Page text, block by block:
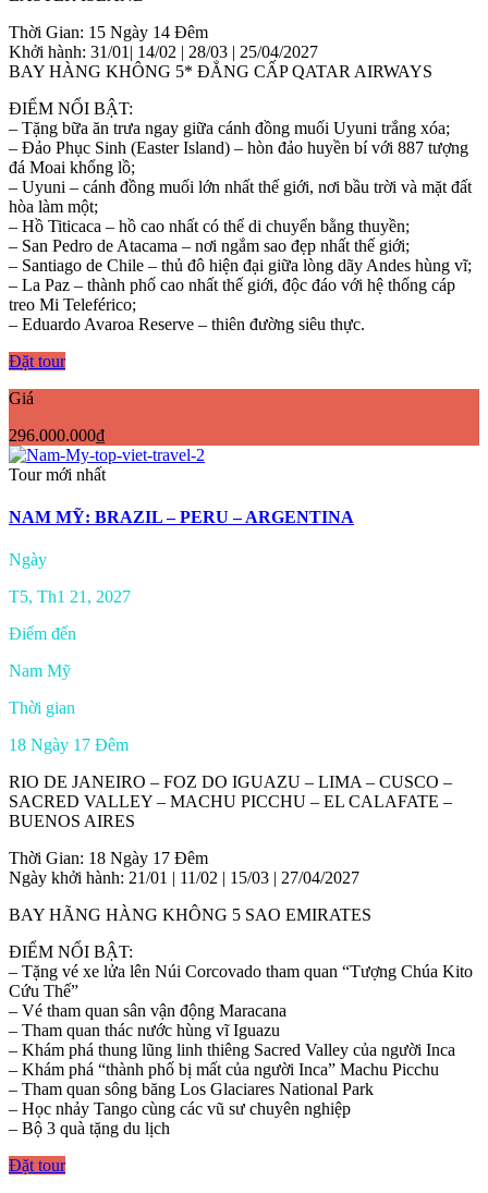
Thời Gian: 15 Ngày 14 Đêm
Khởi hành: 31/01| 14/02 | 28/03 | 25/04/2027
BAY HÀNG KHÔNG 5* ĐẲNG CẤP QATAR AIRWAYS
ĐIỂM NỔI BẬT:
– Tặng bữa ăn trưa ngay giữa cánh đồng muối Uyuni trắng xóa;
– Đảo Phục Sinh (Easter Island) – hòn đảo huyền bí với 887 tượng
đá Moai khổng lồ;
– Uyuni – cánh đồng muối lớn nhất thế giới, nơi bầu trời và mặt đất
hòa làm một;
– Hồ Titicaca – hồ cao nhất có thể di chuyển bằng thuyền;
– San Pedro de Atacama – nơi ngắm sao đẹp nhất thế giới;
– Santiago de Chile – thủ đô hiện đại giữa lòng dãy Andes hùng vĩ;
– La Paz – thành phố cao nhất thế giới, độc đáo với hệ thống cáp
treo Mi Teleférico;
– Eduardo Avaroa Reserve – thiên đường siêu thực.
Đặt tour
Giá
296.000.000₫
Tour mới nhất
NAM MỸ: BRAZIL – PERU – ARGENTINA
Ngày
T5, Th1 21, 2027
Điểm đến
Nam Mỹ
Thời gian
18 Ngày 17 Đêm
RIO DE JANEIRO – FOZ DO IGUAZU – LIMA – CUSCO –
SACRED VALLEY – MACHU PICCHU – EL CALAFATE –
BUENOS AIRES
Thời Gian: 18 Ngày 17 Đêm
Ngày khởi hành: 21/01 | 11/02 | 15/03 | 27/04/2027
BAY HÃNG HÀNG KHÔNG 5 SAO EMIRATES
ĐIỂM NỔI BẬT:
– Tặng vé xe lửa lên Núi Corcovado tham quan “Tượng Chúa Kito
Cứu Thế”
– Vé tham quan sân vận động Maracana
– Tham quan thác nước hùng vĩ Iguazu
– Khám phá thung lũng linh thiêng Sacred Valley của người Inca
– Khám phá “thành phố bị mất của người Inca” Machu Picchu
– Tham quan sông băng Los Glaciares National Park
– Học nhảy Tango cùng các vũ sư chuyên nghiệp
– Bộ 3 quà tặng du lịch
Đặt tour